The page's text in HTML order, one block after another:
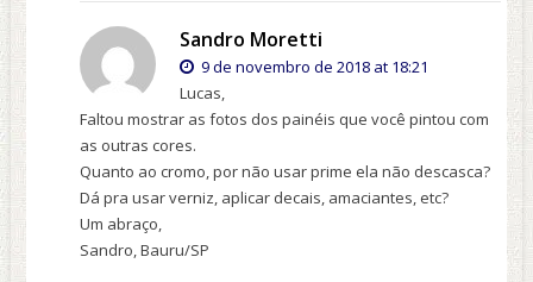
Sandro Moretti
9 de novembro de 2018 at 18:21
Lucas,
Faltou mostrar as fotos dos painéis que você pintou com
as outras cores.
Quanto ao cromo, por não usar prime ela não descasca?
Dá pra usar verniz, aplicar decais, amaciantes, etc?
Um abraço,
Sandro, Bauru/SP